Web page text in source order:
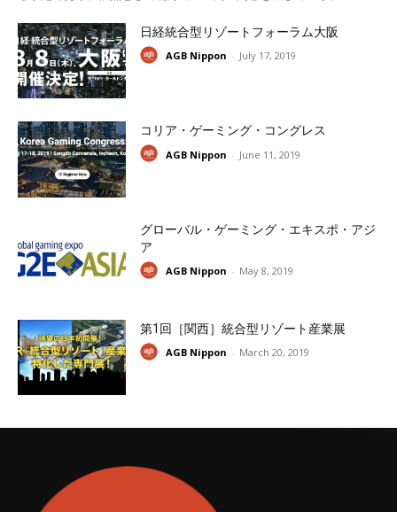
日経統合型リゾートフォーラム大阪
AGB Nippon - July 17, 2019
コリア・ゲーミング・コングレス
AGB Nippon - June 11, 2019
グローバル・ゲーミング・エキスポ・アジ
ア
AGB Nippon - May 8, 2019
第1回［関西］統合型リゾート産業展
AGB Nippon - March 20, 2019